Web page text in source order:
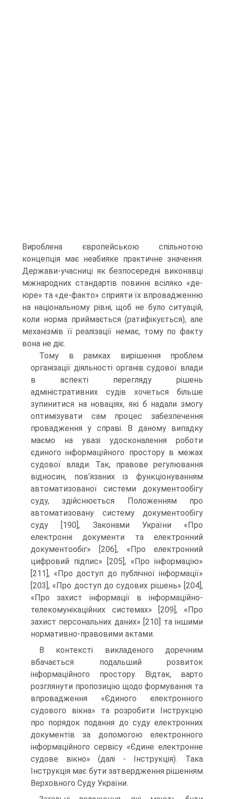
Вироблена європейською спільнотою
концепція має неабияке практичне значення.
Держави-учасниці як безпосередні виконавці
міжнародних стандартів повинні всіляко «де-
юре» та «де-факто» сприяти їх впровадженню
на національному рівні, щоб не було ситуацій,
коли норма приймається (ратифікується), але
механізмів її реалізації немає, тому по факту
вона не діє.
Тому в рамках вирішення проблем
організації діяльності органів судової влади
в аспекті перегляду рішень
адміністративних судів хочеться більше
зупинитися на новаціях, які б надали змогу
оптимізувати сам процес забезпечення
провадження у справі. В даному випадку
маємо на увазі удосконалення роботи
єдиного інформаційного простору в межах
судової влади. Так, правове регулювання
відносин, пов’язаних із функціонуванням
автоматизованої системи документообігу
суду, здійснюється Положенням про
автоматизовану систему документообігу
суду [190], Законами України «Про
електронні документи та електронний
документообіг» [206], «Про електронний
цифровий підпис» [205], «Про інформацію»
[211], «Про доступ до публічної інформації»
[203], «Про доступ до судових рішень» [204],
«Про захист інформації в інформаційно-
телекомунікаційних системах» [209], «Про
захист персональних даних» [210] та іншими
нормативно-правовими актами.
В контексті викладеного доречним
вбачається подальший розвиток
інформаційного простору. Відтак, варто
розглянути пропозицію щодо формування та
впровадження «Єдиного електронного
судового вікна» та розробити Інструкцію
про порядок подання до суду електронних
документів за допомогою електронного
інформаційного сервісу «Єдине електронне
судове вікно» (далі - Інструкція). Така
Інструкція має бути затвердження рішенням
Верховного Суду України.